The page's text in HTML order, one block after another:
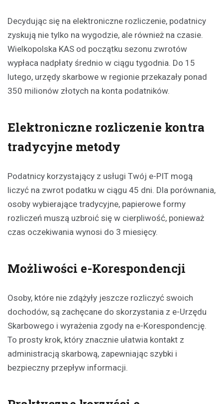
Decydując się na elektroniczne rozliczenie, podatnicy
zyskują nie tylko na wygodzie, ale również na czasie.
Wielkopolska KAS od początku sezonu zwrotów
wypłaca nadpłaty średnio w ciągu tygodnia. Do 15
lutego, urzędy skarbowe w regionie przekazały ponad
350 milionów złotych na konta podatników.
Elektroniczne rozliczenie kontra
tradycyjne metody
Podatnicy korzystający z usługi Twój e-PIT mogą
liczyć na zwrot podatku w ciągu 45 dni. Dla porównania,
osoby wybierające tradycyjne, papierowe formy
rozliczeń muszą uzbroić się w cierpliwość, ponieważ
czas oczekiwania wynosi do 3 miesięcy.
Możliwości e-Korespondencji
Osoby, które nie zdążyły jeszcze rozliczyć swoich
dochodów, są zachęcane do skorzystania z e-Urzędu
Skarbowego i wyrażenia zgody na e-Korespondencję.
To prosty krok, który znacznie ułatwia kontakt z
administracją skarbową, zapewniając szybki i
bezpieczny przepływ informacji.